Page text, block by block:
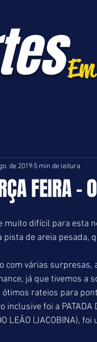
FEIRA
de 2019 5 min de leitura
muito difícil para esta
pista de areia pesada,
com várias
já que tivemos a
rateios para
inclusive foi a
LEÃO (JACOBINA),